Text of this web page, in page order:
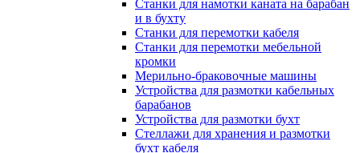
Станки для намотки каната на барабан
и в бухту
Станки для перемотки кабеля
Станки для перемотки мебельной
кромки
Мерильно-браковочные машины
Устройства для размотки кабельных
барабанов
Устройства для размотки бухт
Стеллажи для хранения и размотки
бухт кабеля